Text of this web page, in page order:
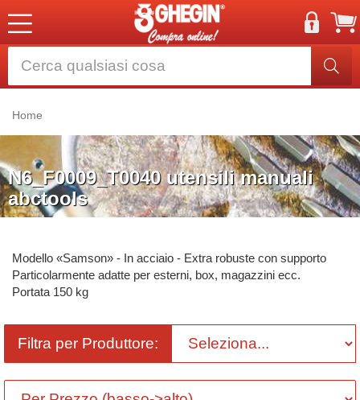
Home
N6_F0009_T0040 utensili manuali
abctools
Modello «Samson» - In acciaio - Extra robuste con supporto
Particolarmente adatte per esterni, box, magazzini ecc.
Portata 150 kg
Filtra per Produttore: